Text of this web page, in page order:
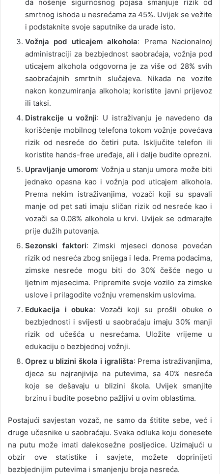
da nošenje sigurnosnog pojasa smanjuje rizik od
smrtnog ishoda u nesrećama za 45%. Uvijek se vežite
i podstaknite svoje saputnike da urade isto.
Vožnja pod uticajem alkohola: Prema Nacionalnoj
administraciji za bezbjednost saobraćaja, vožnja pod
uticajem alkohola odgovorna je za više od 28% svih
saobraćajnih smrtnih slučajeva. Nikada ne vozite
nakon konzumiranja alkohola; koristite javni prijevoz
ili taksi.
Distrakcije u vožnji: U istraživanju je navedeno da
korišćenje mobilnog telefona tokom vožnje povećava
rizik od nesreće do četiri puta. Isključite telefon ili
koristite hands-free uređaje, ali i dalje budite oprezni.
Upravljanje umorom: Vožnja u stanju umora može biti
jednako opasna kao i vožnja pod uticajem alkohola.
Prema nekim istraživanjima, vozači koji su spavali
manje od pet sati imaju sličan rizik od nesreće kao i
vozači sa 0.08% alkohola u krvi. Uvijek se odmarajte
prije dužih putovanja.
Sezonski faktori: Zimski mjeseci donose povećan
rizik od nesreća zbog snijega i leda. Prema podacima,
zimske nesreće mogu biti do 30% češće nego u
ljetnim mjesecima. Pripremite svoje vozilo za zimske
uslove i prilagodite vožnju vremenskim uslovima.
Edukacija i obuka: Vozači koji su prošli obuke o
bezbjednosti i svijesti u saobraćaju imaju 30% manji
rizik od učešća u nesrećama. Uložite vrijeme u
edukaciju o bezbjednoj vožnji.
Oprez u blizini škola i igrališta: Prema istraživanjima,
djeca su najranjivija na putevima, sa 40% nesreća
koje se dešavaju u blizini škola. Uvijek smanjite
brzinu i budite posebno pažljivi u ovim oblastima.
Postajući savjestan vozač, ne samo da štitite sebe, već i
druge učesnike u saobraćaju. Svaka odluka koju donesete
na putu može imati dalekosežne posljedice. Uzimajući u
obzir ove statistike i savjete, možete doprinijeti
bezbjednijim putevima i smanjenju broja nesreća.